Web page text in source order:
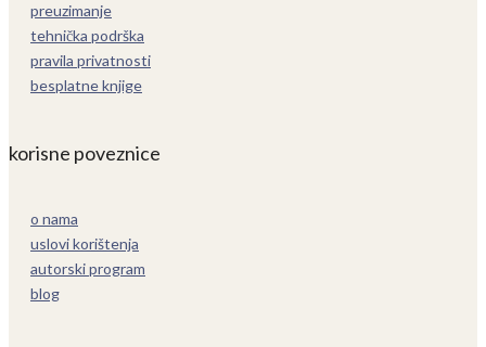
preuzimanje
tehnička podrška
pravila privatnosti
besplatne knjige
korisne poveznice
o nama
uslovi korištenja
autorski program
blog